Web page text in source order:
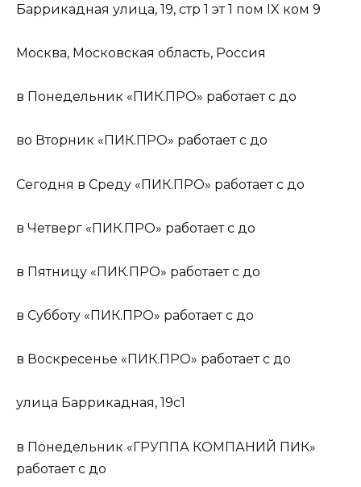
Баррикадная улица, 19, стр 1 эт 1 пом IX ком 9
Москва, Московская область, Россия
в Понедельник «ПИК.ПРО» работает с до
во Вторник «ПИК.ПРО» работает с до
Сегодня в Среду «ПИК.ПРО» работает с до
в Четверг «ПИК.ПРО» работает с до
в Пятницу «ПИК.ПРО» работает с до
в Субботу «ПИК.ПРО» работает с до
в Воскресенье «ПИК.ПРО» работает с до
улица Баррикадная, 19с1
в Понедельник «ГРУППА КОМПАНИЙ ПИК»
работает с до